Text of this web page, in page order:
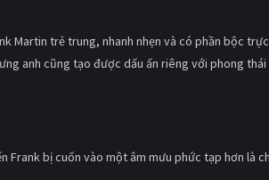
Martin trẻ trung, nhanh nhẹn và có phần bộc
anh cũng tạo được dấu ấn riêng với phong thái
Frank bị cuốn vào một âm mưu phức tạp hơn là